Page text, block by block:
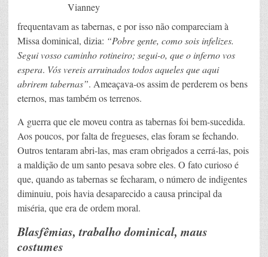
Vianney
frequentavam as tabernas, e por isso não compareciam à
Missa dominical, dizia: “Pobre gente, como sois infelizes.
Segui vosso caminho rotineiro; segui-o, que o inferno vos
espera. Vós vereis arruinados todos aqueles que aqui
abrirem tabernas”. Ameaçava-os assim de perderem os bens
eternos, mas também os terrenos.
A guerra que ele moveu contra as tabernas foi bem-sucedida.
Aos poucos, por falta de fregueses, elas foram se fechando.
Outros tentaram abri-las, mas eram obrigados a cerrá-las, pois
a maldição de um santo pesava sobre eles. O fato curioso é
que, quando as tabernas se fecharam, o número de indigentes
diminuiu, pois havia desaparecido a causa principal da
miséria, que era de ordem moral.
Blasfêmias, trabalho dominical, maus
costumes